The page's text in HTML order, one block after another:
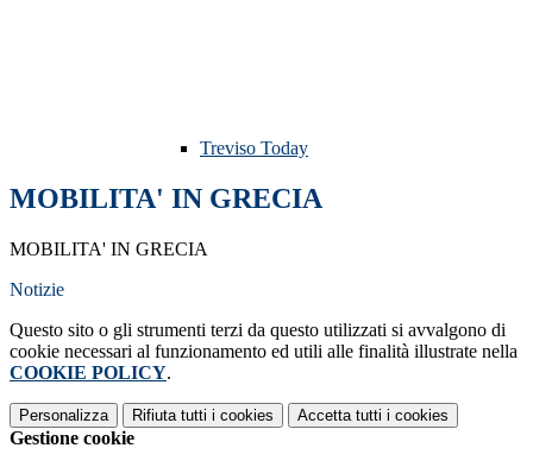
Treviso Today
MOBILITA' IN GRECIA
MOBILITA' IN GRECIA
Notizie
Questo sito o gli strumenti terzi da questo utilizzati si avvalgono di
cookie necessari al funzionamento ed utili alle finalità illustrate nella
COOKIE POLICY.
Personalizza Rifiuta tutti i cookies Accetta tutti i cookies
Gestione cookie